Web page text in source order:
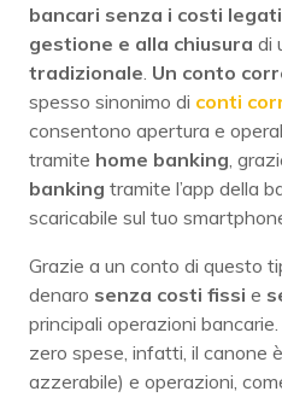
bancari senza i costi
gestione e alla chiusura di
tradizionale. Un conto
spesso sinonimo di conti
consentono apertura e
tramite home banking,
banking tramite l’app della
scaricabile sul tuo
Grazie a un conto di questo
denaro senza costi fissi e
principali operazioni
zero spese, infatti, il canone
azzerabile) e operazioni,